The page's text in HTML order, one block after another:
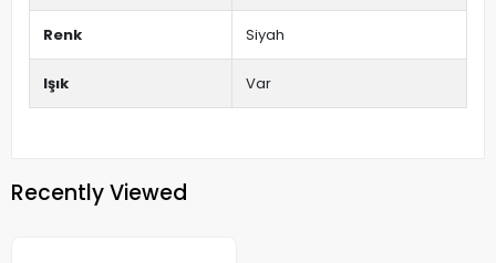
Renk Siyah
Işık Var
Recently Viewed